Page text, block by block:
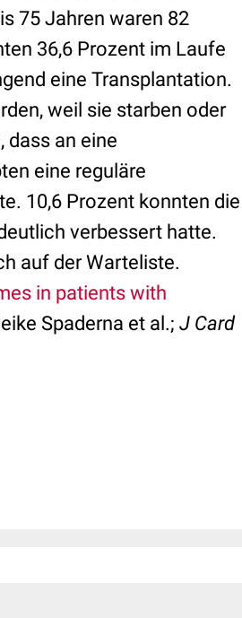
75 Jahren waren 82
36,6 Prozent im Laufe
eine Transplantation.
weil sie starben oder
dass an eine
eine reguläre
10,6 Prozent konnten die
verbessert hatte.
auf der Warteliste.
in patients with
Spaderna et al.; J Card